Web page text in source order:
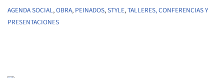
AGENDA SOCIAL,OBRA, PEINADOS,STYLE,TALLERES, CONFERENCIAS Y
PRESENTACIONES